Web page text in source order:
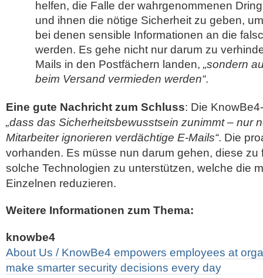
helfen, die Falle der wahrgenommenen
und ihnen die nötige Sicherheit zu geben,
bei denen sensible Informationen an die
werden. Es gehe nicht nur darum zu
Mails in den Postfächern landen, „sondern
beim Versand vermieden werden“.
Eine gute Nachricht zum Schluss: Die
„dass das Sicherheitsbewusstsein zunimmt – nur
Mitarbeiter ignorieren verdächtige E-Mails“. Die
vorhanden. Es müsse nun darum gehen, diese zu
solche Technologien zu unterstützen, welche die
Einzelnen reduzieren.
Weitere Informationen zum Thema:
knowbe4
About Us / KnowBe4 empowers employees at
make smarter security decisions every day